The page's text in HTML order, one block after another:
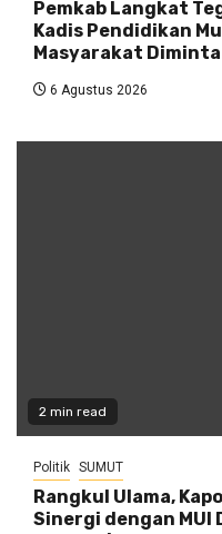
Pemkab Langkat
Kadis Pendidikan
Masyarakat
6 Agustus 2026
2 min read
Politik SUMUT
Rangkul Ulama,
Sinergi dengan MUI